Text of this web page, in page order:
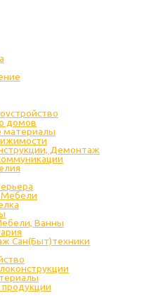
домов
материалы
Демонтаж
Мебели
Ванны
Сан(Быт)техники